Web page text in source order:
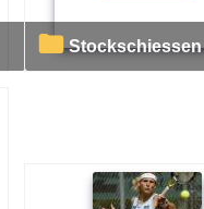
Stockschiessen